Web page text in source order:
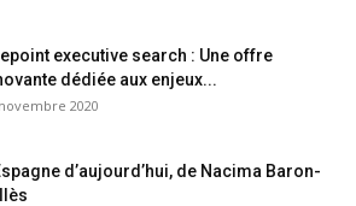
executive search : Une offre
dédiée aux enjeux...
2020
d’aujourd’hui, de Nacima Baron-